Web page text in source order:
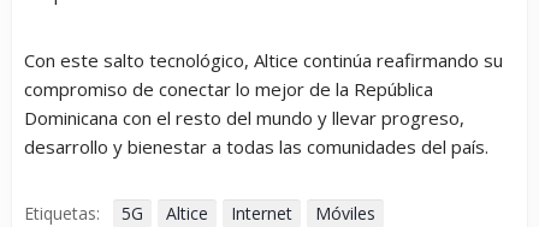
Con este salto tecnológico, Altice continúa reafirmando su
compromiso de conectar lo mejor de la República
Dominicana con el resto del mundo y llevar progreso,
desarrollo y bienestar a todas las comunidades del país.
Etiquetas: 5G Altice Internet Móviles